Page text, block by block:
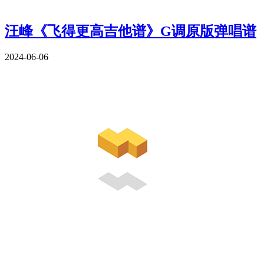
汪峰《飞得更高吉他谱》G调原版弹唱谱
2024-06-06